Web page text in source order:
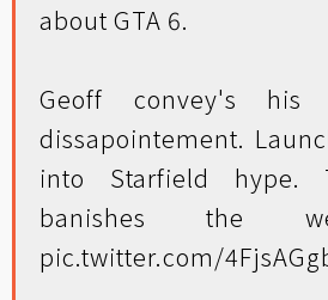
about GTA 6.
Geoff convey's his
dissapointement.
into Starfield hype.
banishes the
pic.twitter.com/